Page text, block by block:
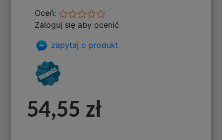
Oceń:
Zaloguj się aby ocenić
zapytaj o produkt
54,55 zł